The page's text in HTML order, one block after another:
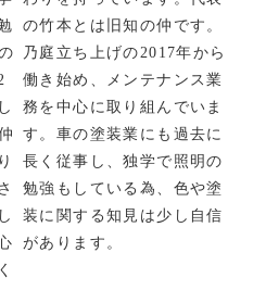
の竹本とは旧知の仲です。
乃庭立ち上げの2017年から
働き始め、メンテナンス業
務を中心に取り組んでいま
す。車の塗装業にも過去に
長く従事し、独学で照明の
勉強もしている為、色や塗
装に関する知見は少し自信
があります。